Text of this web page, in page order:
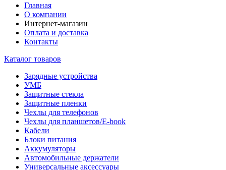
Главная
О компании
Интернет-магазин
Оплата и доставка
Контакты
Каталог товаров
Зарядные устройства
УМБ
Защитные стекла
Защитные пленки
Чехлы для телефонов
Чехлы для планшетов/E-book
Кабели
Блоки питания
Аккумуляторы
Автомобильные держатели
Универсальные аксессуары